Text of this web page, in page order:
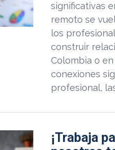
significativas
remoto se
los
construir
Colombia o
conexiones
profesional,
¡Trabaja